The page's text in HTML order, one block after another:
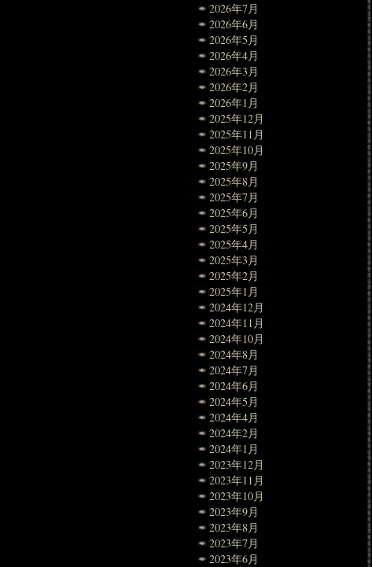
2026年7月
2026年6月
2026年5月
2026年4月
2026年3月
2026年2月
2026年1月
2025年12月
2025年11月
2025年10月
2025年9月
2025年8月
2025年7月
2025年6月
2025年5月
2025年4月
2025年3月
2025年2月
2025年1月
2024年12月
2024年11月
2024年10月
2024年8月
2024年7月
2024年6月
2024年5月
2024年4月
2024年2月
2024年1月
2023年12月
2023年11月
2023年10月
2023年9月
2023年8月
2023年7月
2023年6月